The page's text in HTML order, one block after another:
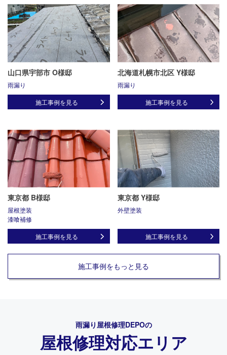
山口県宇部市 O様邸
雨漏り
施工事例を見る
北海道札幌市北区 Y様邸
雨漏り
施工事例を見る
東京都 B様邸
屋根塗装
漆喰補修
施工事例を見る
東京都 Y様邸
外壁塗装
施工事例を見る
施工事例をもっと見る
雨漏り屋根修理DEPOの
屋根修理対応エリア